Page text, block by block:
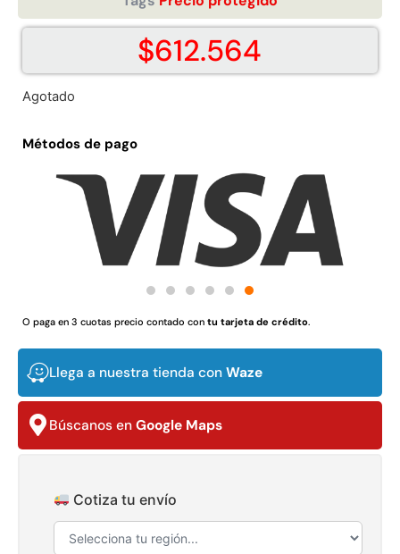
$612.564
Agotado
Métodos de pago
O paga en 3 cuotas precio contado con tu tarjeta de crédito.
Llega a nuestra tienda con Waze
Búscanos en Google Maps
Cotiza tu envío
Juego Modular 02
QplayGround
4.507.990
Juego Modular 01
QplayGround
$ 4.415.700
37%